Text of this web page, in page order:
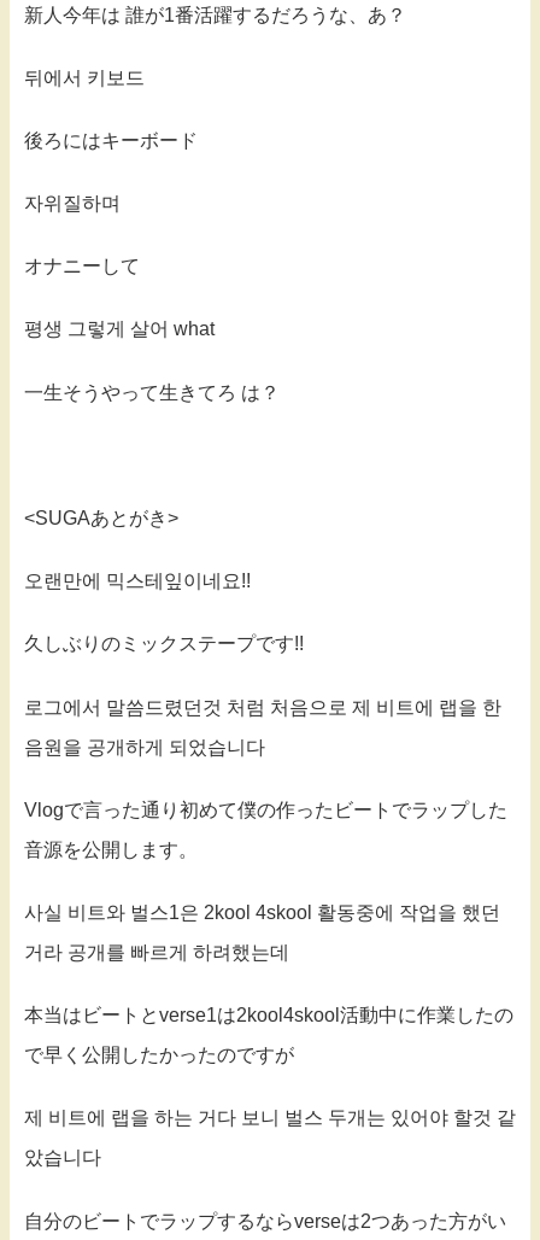
新人今年は 誰が1番活躍するだろうな、あ？
뒤에서 키보드
後ろにはキーボード
자위질하며
オナニーして
평생 그렇게 살어 what
一生そうやって生きてろ は？
<SUGAあとがき>
오랜만에 믹스테잎이네요!!
久しぶりのミックステープです!!
로그에서 말씀드렸던것 처럼 처음으로 제 비트에 랩을 한
음원을 공개하게 되었습니다
Vlogで言った通り初めて僕の作ったビートでラップした
音源を公開します。
사실 비트와 벌스1은 2kool 4skool 활동중에 작업을 했던
거라 공개를 빠르게 하려했는데
本当はビートとverse1は2kool4skool活動中に作業したの
で早く公開したかったのですが
제 비트에 랩을 하는 거다 보니 벌스 두개는 있어야 할것 같
았습니다
自分のビートでラップするならverseは2つあった方がい